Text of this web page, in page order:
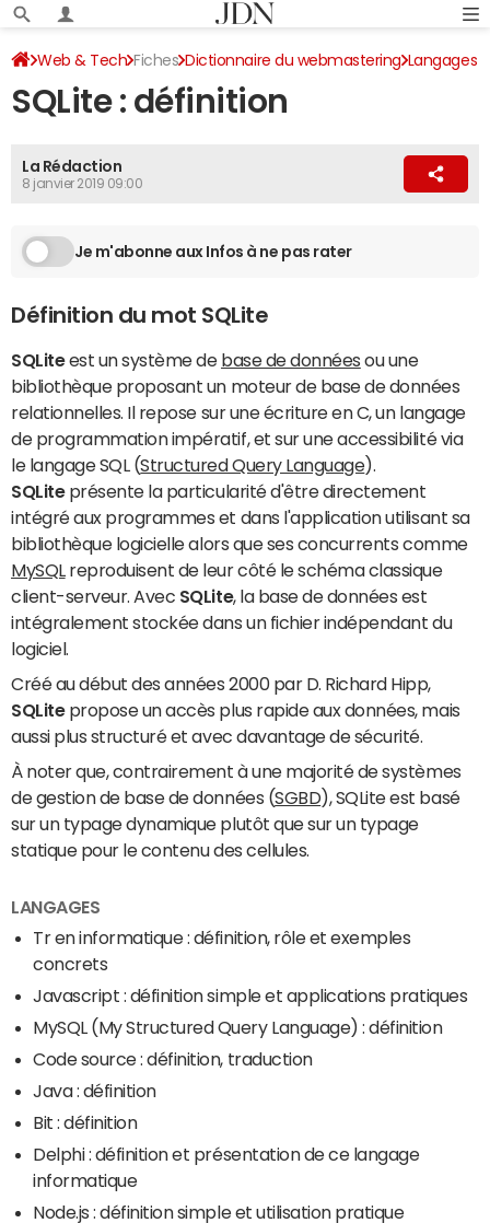
Web & Tech Fiches Dictionnaire du webmastering Langages
SQLite : définition
La Rédaction
8 janvier 2019 09:00
Je m'abonne aux Infos à ne pas rater
Définition du mot SQLite
SQLiteest un système de base de données ou une
bibliothèque proposant un moteur de base de données
relationnelles. Il repose sur une écriture en C, un langage
de programmation impératif, et sur une accessibilité via
le langage SQL (Structured Query Language).
SQLiteprésente la particularité d'être directement
intégré aux programmes et dans l'application utilisant sa
bibliothèque logicielle alors que ses concurrents comme
MySQL reproduisent de leur côté le schéma classique
client-serveur. Avec SQLite, la base de données est
intégralement stockée dans un fichier indépendant du
logiciel.
Créé au début des années 2000 par D. Richard Hipp,
SQLitepropose un accès plus rapide aux données, mais
aussi plus structuré et avec davantage de sécurité.
À noter que, contrairement à une majorité de systèmes
de gestion de base de données (SGBD), SQLite est basé
sur un typage dynamique plutôt que sur un typage
statique pour le contenu des cellules.
LANGAGES
Tr en informatique : définition, rôle et exemples
concrets
Javascript : définition simple et applications pratiques
MySQL (My Structured Query Language) : définition
Code source : définition, traduction
Java : définition
Bit : définition
Delphi : définition et présentation de ce langage
informatique
Node.js : définition simple et utilisation pratique